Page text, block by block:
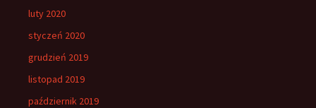
luty 2020
styczeń 2020
grudzień 2019
listopad 2019
październik 2019